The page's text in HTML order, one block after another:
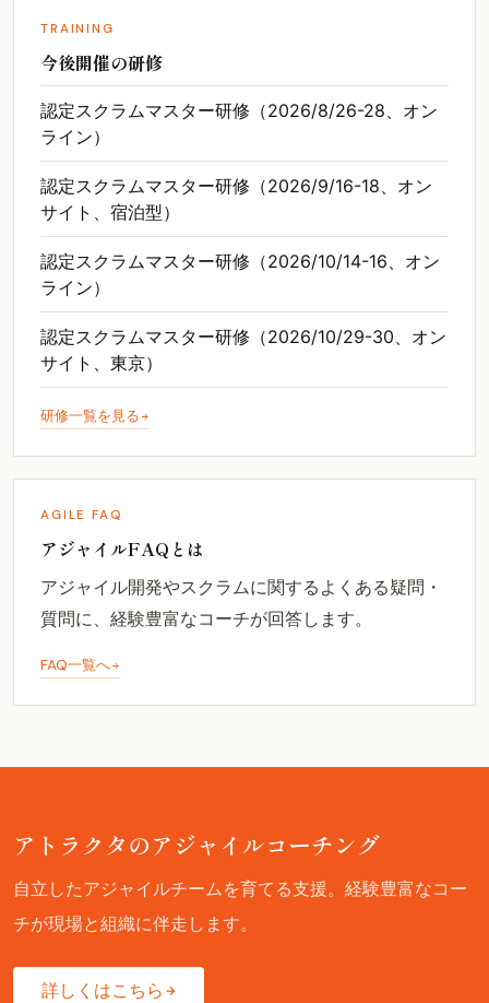
TRAINING
今後開催の研修
認定スクラムマスター研修（2026/8/26-28、オン
ライン）
認定スクラムマスター研修（2026/9/16-18、オン
サイト、宿泊型）
認定スクラムマスター研修（2026/10/14-16、オン
ライン）
認定スクラムマスター研修（2026/10/29-30、オン
サイト、東京）
研修一覧を見る
AGILE FAQ
アジャイルFAQとは
アジャイル開発やスクラムに関するよくある疑問・
質問に、経験豊富なコーチが回答します。
FAQ一覧へ
アトラクタのアジャイルコーチング
自立したアジャイルチームを育てる支援。経験豊富なコー
チが現場と組織に伴走します。
詳しくはこちら